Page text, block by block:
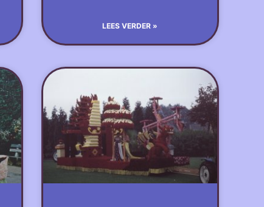
LEES VERDER »